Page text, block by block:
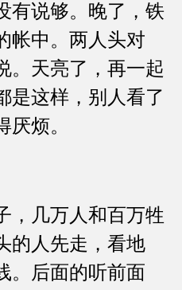
有说够。晚了，铁
帐中。两人头对
。天亮了，再一起
是这样，别人看了
烦。
几万人和百万牲
的人先走，看地
。后面的听前面